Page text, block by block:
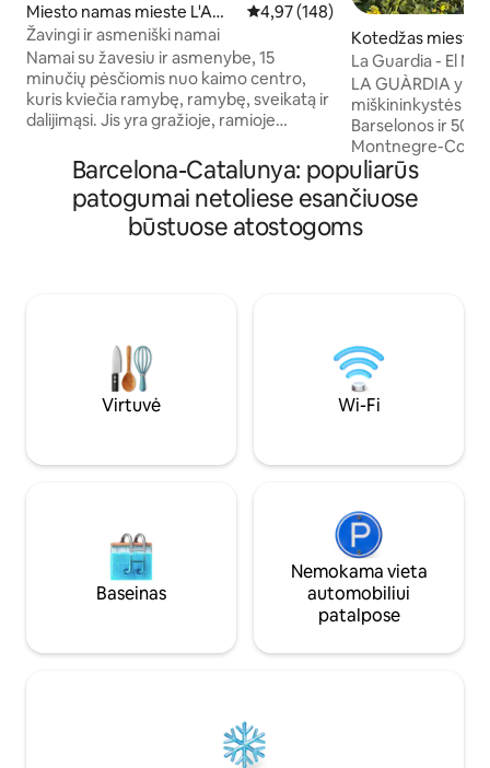
Miesto namas mieste L'Ame
tlla del Vallès
Vidutinis įvertinimas: 4,97 iš 5,
4,97 (148)
Žavingi ir asmeniški namai
Namai su žavesiu ir asmenybe, 15
minučių pėsčiomis nuo kaimo centro,
kuris kviečia ramybę, ramybę, sveikatą ir
dalijimąsi. Jis yra gražioje, ramioje
pasiekiamas iš C-17 greitkelio. Privati
automobilių stovėjimo aikštelė
mažoms/vidutinėms transporto
priemonėms. 43colių išmanioji televizija
Karštųjų versmių SPA centrai yra už 10
Kotedžas mieste
ès
La Guardia - El
LA GUÀRDIA yra
miškininkystės
Barselonos ir 50
Montnegre-
Montseny
atsijungti nuo
sukurta tam, kad
idėją apie idealią
Barcelona-Catalunya: populiarūs
patogumai netoliese esančiuose
būstuose atostogoms
Virtuvė Wi-Fi
Baseinas
Nemokama vieta
automobiliui
patalpose